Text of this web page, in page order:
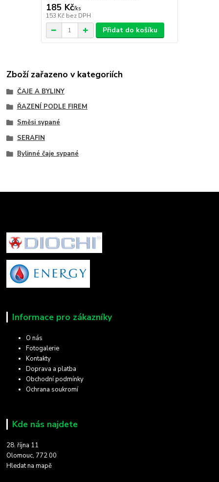
185 Kč/ks
153 Kč bez DPH
Přidat do košíku
Zboží zařazeno v kategoriích
ČAJE A BYLINY
ŘAZENÍ PODLE FIREM
Směsi sypané
SERAFIN
Bylinné čaje sypané
Informace pro zákazníky
O nás
Fotogalerie
Kontakty
Doprava a platba
Obchodní podmínky
Ochrana soukromí
Kde nás najdete
28. října 11
Olomouc, 772 00
Hledat na mapě